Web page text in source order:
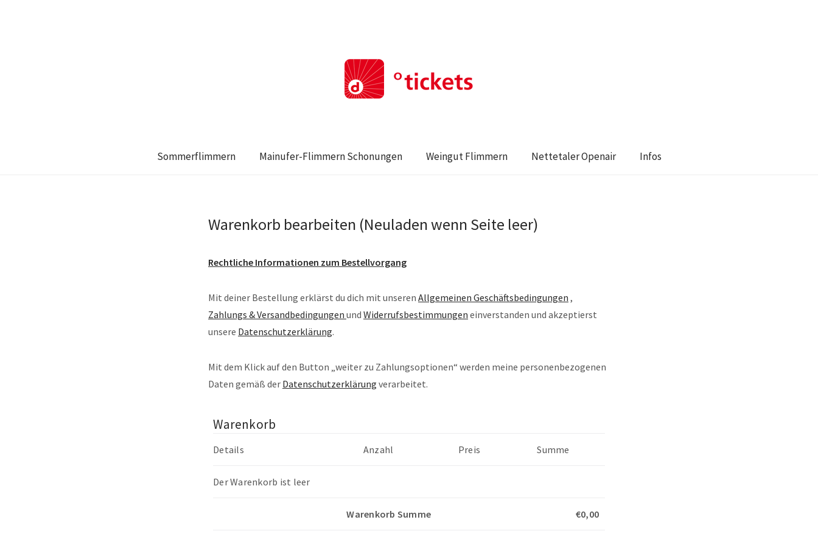
Sommerflimmern Mainufer-Flimmern Schonungen Weingut Flimmern Nettetaler Openair Infos
Warenkorb bearbeiten (Neuladen wenn Seite leer)
Rechtliche Informationen zum Bestellvorgang
Mit deiner Bestellung erklärst du dich mit unseren Allgemeinen Geschäftsbedingungen ,
Zahlungs & Versandbedingungen und Widerrufsbestimmungen einverstanden und akzeptierst
unsere Datenschutzerklärung.
Mit dem Klick auf den Button „weiter zu Zahlungsoptionen“ werden meine personenbezogenen
Daten gemäß der Datenschutzerklärung verarbeitet.
Warenkorb
Details Anzahl Preis Summe
Der Warenkorb ist leer
Warenkorb Summe €0,00